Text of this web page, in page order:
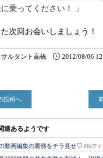
乗ってください！ 」
次回お会いしましょう！
ルタント高橋
2012/08/06
投稿へ
連あるようです
動画編集の裏側をチラ見せ♡ PR(アド